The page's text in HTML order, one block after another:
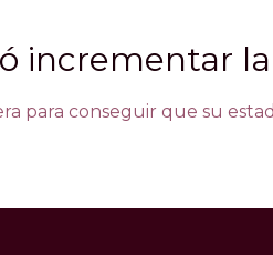
incrementar
para conseguir que su